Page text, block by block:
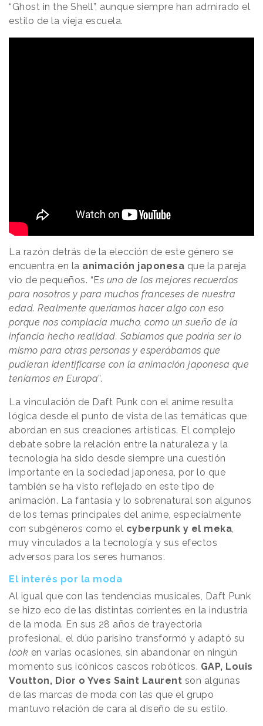
“Ghost in the Shell”, aunque siempre han admirado el
estilo de la vieja escuela.
La razón detrás de la elección de este género se
encuentra en la animación japonesa que la pareja
vio de pequeños. “Es uno de los mejores recuerdos
para nosotros y para muchos franceses de nuestra
edad. Realmente queríamos hacer algo con eso
porque nos complacía mucho, como un sueño de la
infancia hecho realidad. Sabíamos que podría ser lo
mismo para otras personas y esperábamos que
pudieran identificarse con la animación japonesa que
teníamos en Europa”.
La vinculación de Daft Punk con el anime resulta
lógica desde el punto de vista de las temáticas que
abordan en sus creaciones artísticas. El complejo
debate sobre la relación entre la naturaleza y la
tecnología ha sido desde siempre una cuestión
importante en la sociedad japonesa, por lo que
también se ha visto reflejado en este tipo de
animación. La fantasía y lo sobrenatural son algunos
de los temas principales del anime, especialmente
con subgéneros como el cyberpunk y el meka,
muy vinculados a la tecnología y sus efectos
adversos para los seres humanos.
El interés por la moda
Al igual que con las tendencias musicales, Daft Punk
se hizo eco de las distintas corrientes en la industria
de la moda. En sus 28 años de trayectoria
profesional, el dúo parisino transformó y adaptó su
look en varias ocasiones, sin abandonar en ningún
momento sus icónicos cascos robóticos. GAP, Louis
Voutton, Dior o Yves Saint Laurent son algunas
de las marcas de moda con las que el grupo
mantuvo relación de cara al diseño de su estilo.